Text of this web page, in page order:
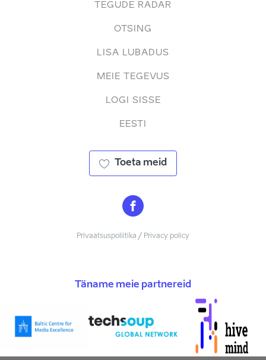
TEGUDE RADAR
OTSING
LISA LUBADUS
MEIE TEGEVUS
LOGI SISSE
EESTI
Toeta meid
Privaatsuspoliitika / Privacy policy
Täname meie partnereid